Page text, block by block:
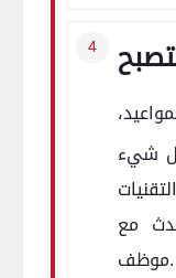
شيء
مع
موظف.